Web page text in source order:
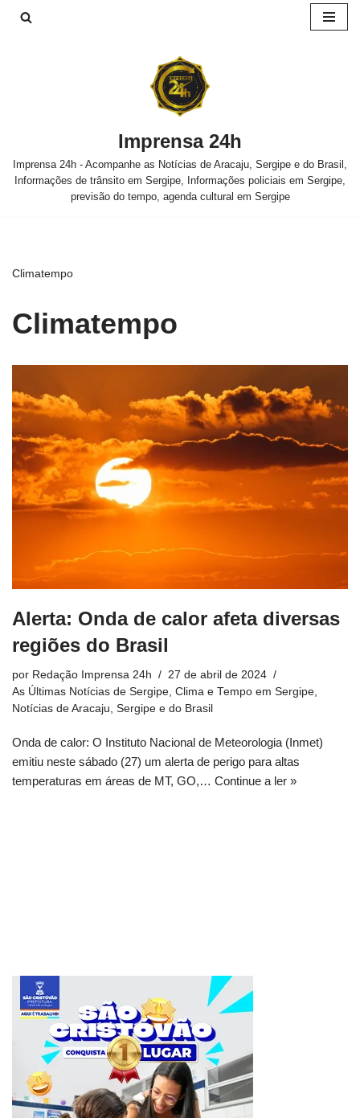
Imprensa 24h
Imprensa 24h - Acompanhe as Notícias de Aracaju, Sergipe e do Brasil,
Informações de trânsito em Sergipe, Informações policiais em Sergipe,
previsão do tempo, agenda cultural em Sergipe
Climatempo
Climatempo
Alerta: Onda de calor afeta diversas
regiões do Brasil
por Redação Imprensa 24h
27 de abril de 2024
As Últimas Notícias de Sergipe Clima e Tempo em Sergipe
Notícias de Aracaju, Sergipe e do Brasil
Onda de calor: O Instituto Nacional de Meteorologia (Inmet)
emitiu neste sábado (27) um alerta de perigo para altas
temperaturas em áreas de MT, GO,… Continue a ler »